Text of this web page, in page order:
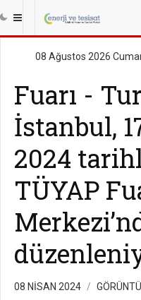
08 Ağustos 2026
Fuarı -
İstanbul,
2024
TÜYAP
08 NISAN 2024